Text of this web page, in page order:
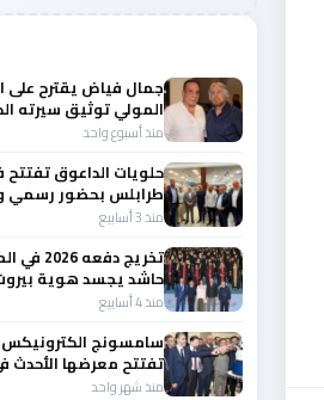
جمال فياض يقترح على
المولي توثيق سيرته
والبودكاست قد يكون
منذ أسبوع واحد
حلويات الداعوق تفتتح
طرابلس بحضور رسمي
منذ 3 أسابيع
تخريج
حاشد يجسد هوية
الوطنية
منذ 4 أسابيع
سامسونج
تفتتح معرضها الأحدث
منذ شهر واحد